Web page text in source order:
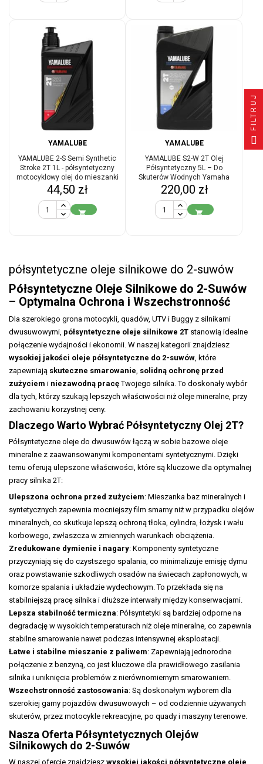
YAMALUBE
YAMALUBE 2-S Semi Synthetic
Stroke 2T 1L - półsyntetyczny
motocyklowy olej do mieszanki
do dwusuwa
Cena
44,50 zł

YAMALUBE
YAMALUBE S2-W 2T Olej
Półsyntetyczny 5L – Do
Skuterów Wodnych Yamaha
Cena
220,00 zł

półsyntetyczne oleje silnikowe do 2-suwów
Półsyntetyczne Oleje Silnikowe do 2-Suwów
– Optymalna Ochrona i Wszechstronność
Dla szerokiego grona motocykli, quadów, UTV i Buggy z silnikami
dwusuwowymi, półsyntetyczne oleje silnikowe 2T stanowią idealne
połączenie wydajności i ekonomii. W naszej kategorii znajdziesz
wysokiej jakości oleje półsyntetyczne do 2-suwów, które
zapewniają skuteczne smarowanie, solidną ochronę przed
zużyciem i niezawodną pracęTwojego silnika. To doskonały wybór
dla tych, którzy szukają lepszych właściwości niż oleje mineralne, przy
zachowaniu korzystnej ceny.
Dlaczego Warto Wybrać Półsyntetyczny Olej 2T?
Półsyntetyczne oleje do dwusuwów łączą w sobie bazowe oleje
mineralne z zaawansowanymi komponentami syntetycznymi. Dzięki
temu oferują ulepszone właściwości, które są kluczowe dla optymalnej
pracy silnika 2T:
Ulepszona ochrona przed zużyciem: Mieszanka baz mineralnych i
syntetycznych zapewnia mocniejszy film smarny niż w przypadku olejów
mineralnych, co skutkuje lepszą ochroną tłoka, cylindra, łożysk i wału
korbowego, zwłaszcza w zmiennych warunkach obciążenia.
Zredukowane dymienie i nagary: Komponenty syntetyczne
przyczyniają się do czystszego spalania, co minimalizuje emisję dymu
oraz powstawanie szkodliwych osadów na świecach zapłonowych, w
komorze spalania i układzie wydechowym. To przekłada się na
stabilniejszą pracę silnika i dłuższe interwały między konserwacjami.
Lepsza stabilność termiczna: Półsyntetyki są bardziej odporne na
degradację w wysokich temperaturach niż oleje mineralne, co zapewnia
stabilne smarowanie nawet podczas intensywnej eksploatacji.
Łatwe i stabilne mieszanie z paliwem: Zapewniają jednorodne
połączenie z benzyną, co jest kluczowe dla prawidłowego zasilania
silnika i uniknięcia problemów z nierównomiernym smarowaniem.
Wszechstronność zastosowania: Są doskonałym wyborem dla
szerokiej gamy pojazdów dwusuwowych – od codziennie używanych
skuterów, przez motocykle rekreacyjne, po quady i maszyny terenowe.
Nasza Oferta Półsyntetycznych Olejów
Silnikowych do 2-Suwów
W naszej ofercie znajdziesz wysokiej jakości półsyntetyczne oleje
FILTRUJ